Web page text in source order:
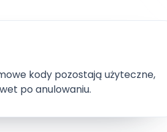
kody pozostają użyteczne,
po anulowaniu.